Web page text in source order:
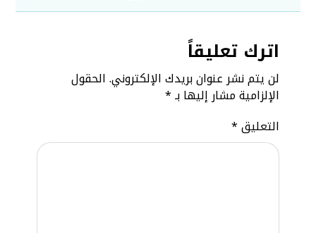
اترك تعليقاً
لن يتم نشر عنوان بريدك الإلكتروني.الحقول
الإلزامية مشار إليها بـ*
التعليق*